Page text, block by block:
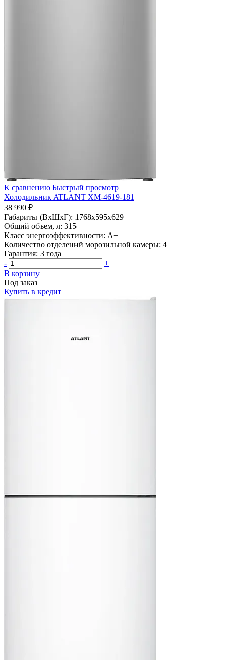
К сравнению Быстрый просмотр
Холодильник ATLANT ХМ-4619-181
38 990 ₽
Габариты (ВхШхГ): 1768х595х629
Общий объем, л: 315
Класс энергоэффективности: A+
Количество отделений морозильной камеры: 4
Гарантия: 3 года
-
+
В корзину
Под заказ
Купить в кредит